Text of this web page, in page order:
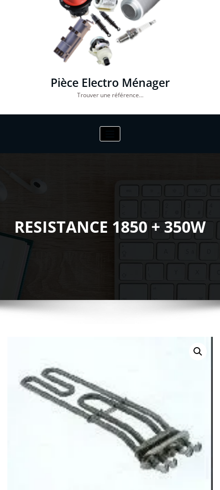
Pièce Electro Ménager
Trouver une référence…
RESISTANCE 1850 + 350W